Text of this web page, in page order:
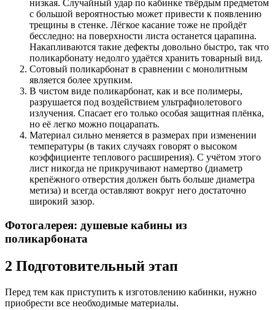
низкая. Случайный удар по кабинке твёрдым предметом
с большой вероятностью может привести к появлению
трещины в стенке. Лёгкое касание тоже не пройдёт
бесследно: на поверхности листа останется царапина.
Накапливаются такие дефекты довольно быстро, так что
поликарбонату недолго удаётся хранить товарный вид.
Сотовый поликарбонат в сравнении с монолитным
является более хрупким.
В чистом виде поликарбонат, как и все полимеры,
разрушается под воздействием ультрафиолетового
излучения. Спасает его только особая защитная плёнка,
но её легко можно поцарапать.
Материал сильно меняется в размерах при изменении
температуры (в таких случаях говорят о высоком
коэффициенте теплового расширения). С учётом этого
лист никогда не прикручивают намертво (диаметр
крепёжного отверстия должен быть больше диаметра
метиза) и всегда оставляют вокруг него достаточно
широкий зазор.
Фотогалерея: душевые кабины из
поликарбоната
2 Подготовительный этап
Перед тем как приступить к изготовлению кабинки, нужно
приобрести все необходимые материалы.